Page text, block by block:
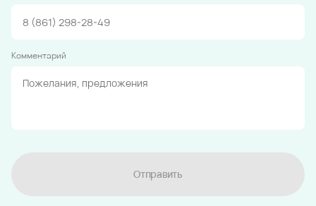
Комментарий
Отправить